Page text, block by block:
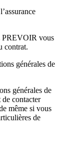
PREVOIR vous
contrat.
générales de
générales de
contacter
même si vous
de